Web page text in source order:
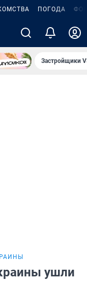
ПОГОДА
Застройщики
ушли